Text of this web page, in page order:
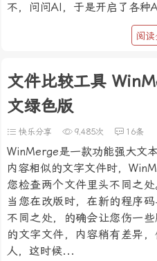
不，问问AI，于是开启了各种
阅读
文件比较工具
文绿色版
快乐分享 9,485次 16条
WinMerge是一款功能强大文
内容相似的文字文件时，
您检查两个文件里头不同之
当您在改版时，在新的程序
不同之处，的确会让您伤一
的文字文件，内容稍有差异
人，这时候...